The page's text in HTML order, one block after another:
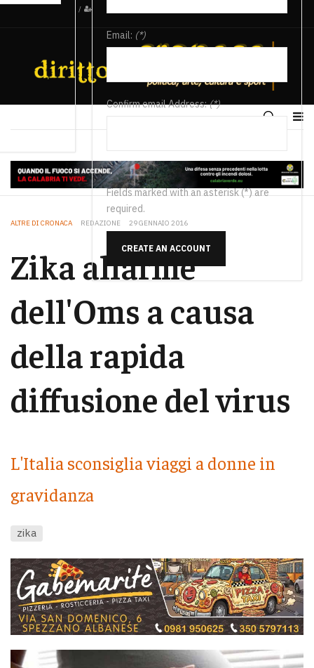
/
Email: (*)
Confirm email Address:(*)
Fields marked with an asterisk (*) are
required.
CREATE AN ACCOUNT
ALTRE DI CRONACA REDAZIONE 29 GENNAIO 2016
Zika allarme
dell'Oms a causa
della rapida
diffusione del virus
L'Italia sconsiglia viaggi a donne in
gravidanza
zika